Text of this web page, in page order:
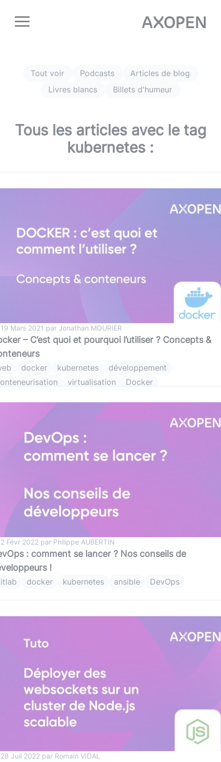
Tout voir Podcasts
Articles de blog
Livres blancs
Billets d'humeur
Tous les articles avec le tag
kubernetes :
Mars 2021 par Jonathan MOURIER
– C’est quoi et pourquoi l’utiliser ? Concepts &
docker kubernetes
développement
virtualisation Docker
Févr 2022 par Philippe AUBERTIN
: comment se lancer ? Nos conseils de
!
docker kubernetes ansible DevOps
Juil 2022 par Romain VIDAL